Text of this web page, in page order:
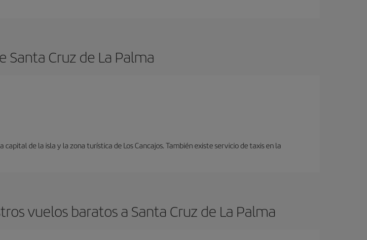
Santa Cruz de La Palma
de la isla y la zona turística de Los Cancajos. También existe servicio de taxis en la
vuelos baratos a Santa Cruz de La Palma